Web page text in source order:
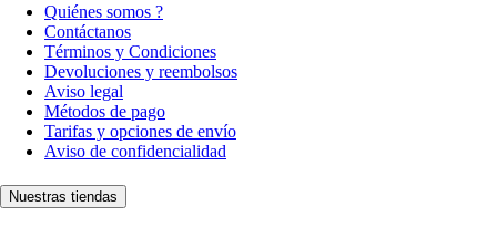
Quiénes somos ?
Contáctanos
Términos y Condiciones
Devoluciones y reembolsos
Aviso legal
Métodos de pago
Tarifas y opciones de envío
Aviso de confidencialidad
Nuestras tiendas